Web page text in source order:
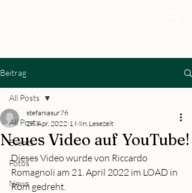
Beitrag
All Posts
Events
Fotos
News
All Posts
Neues Video auf YouTube!
stefaniasur76
26. Apr. 2022 1 Min. Lesezeit
Dieses Video wurde von Riccardo
Romagnoli am 21. April 2022 im LOAD in
Rom gedreht.